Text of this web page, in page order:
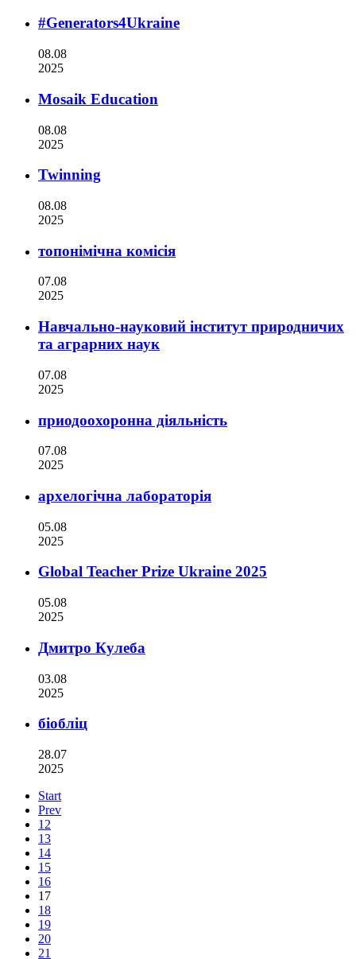
#Generators4Ukraine
08.08
2025
Mosaik Education
08.08
2025
Twinning
08.08
2025
топонімічна комісія
07.08
2025
Навчально-науковий інститут природничих
та аграрних наук
07.08
2025
приодоохоронна діяльність
07.08
2025
архелогічна лабораторія
05.08
2025
Global Teacher Prize Ukraine 2025
05.08
2025
Дмитро Кулеба
03.08
2025
біобліц
28.07
2025
Start
Prev
12
13
14
15
16
17
18
19
20
21